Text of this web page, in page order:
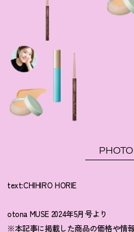
text:CHIHIRO HORIE
otona MUSE 2024年5月号より
※本記事に掲載した商品の価格や情